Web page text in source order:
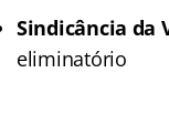
Sindicância da
eliminatório